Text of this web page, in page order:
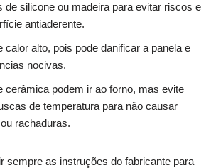
de silicone ou madeira para evitar riscos e
antiaderente.
calor alto, pois pode danificar a panela e
nocivas.
cerâmica podem ir ao forno, mas evite
de temperatura para não causar
rachaduras.
sempre as instruções do fabricante para